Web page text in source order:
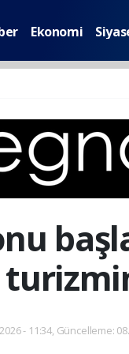
Ekonomi
- 11:34, Güncelleme: